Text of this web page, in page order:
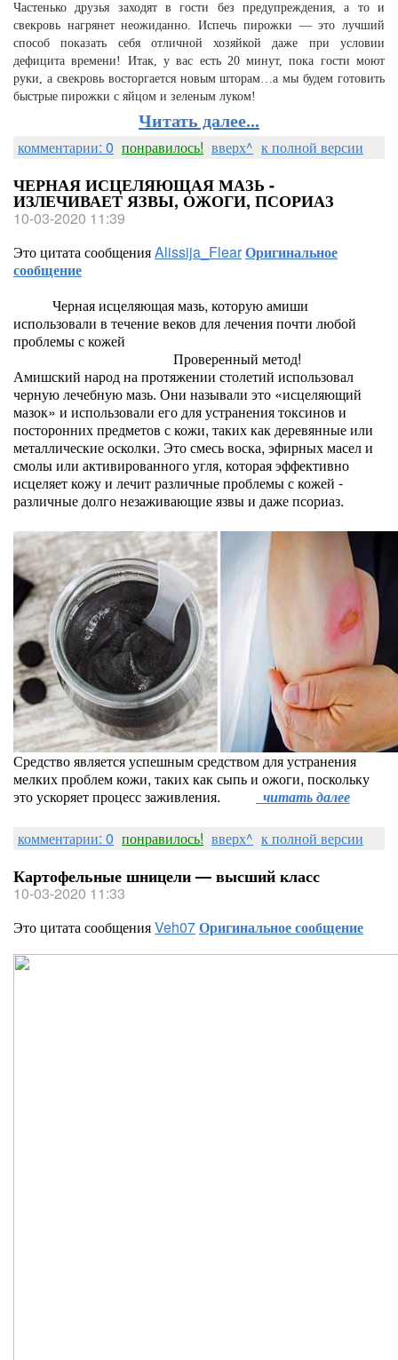
Частенько друзья заходят в гости без предупреждения, а то и
свекровь нагрянет неожиданно. Испечь пирожки — это лучший
способ показать себя отличной хозяйкой даже при условии
дефицита времени! Итак, у вас есть 20 минут, пока гости моют
руки, а свекровь восторгается новым шторам…а мы будем готовить
быстрые пирожки с яйцом и зеленым луком!
Читать далее...
комментарии: 0 понравилось! вверх^ к полной версии
ЧЕРНАЯ ИСЦЕЛЯЮЩАЯ МАЗЬ -
ИЗЛЕЧИВАЕТ ЯЗВЫ, ОЖОГИ, ПСОРИАЗ
10-03-2020 11:39
Это цитата сообщенияAlissija_FlearОригинальное
сообщение
Черная исцеляющая мазь, которую амиши
использовали в течение веков для лечения почти любой
проблемы с кожей
Проверенный метод!
Амишский народ на протяжении столетий использовал
черную лечебную мазь. Они называли это «исцеляющий
мазок» и использовали его для устранения токсинов и
посторонних предметов с кожи, таких как деревянные или
металлические осколки. Это смесь воска, эфирных масел и
смолы или активированного угля, которая эффективно
исцеляет кожу и лечит различные проблемы с кожей -
различные долго незаживающие язвы и даже псориаз.
Средство является успешным средством для устранения
мелких проблем кожи, таких как сыпь и ожоги, поскольку
это ускоряет процесс заживления.
читать далее
комментарии: 0 понравилось! вверх^ к полной версии
Картофельные шницели — высший класс
10-03-2020 11:33
Это цитата сообщенияVeh07Оригинальное сообщение